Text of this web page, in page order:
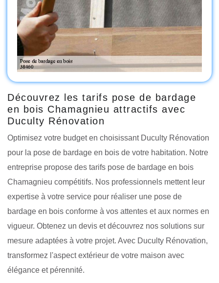
Découvrez les tarifs pose de bardage
en bois Chamagnieu attractifs avec
Duculty Rénovation
Optimisez votre budget en choisissant Duculty Rénovation
pour la pose de bardage en bois de votre habitation. Notre
entreprise propose des tarifs pose de bardage en bois
Chamagnieu compétitifs. Nos professionnels mettent leur
expertise à votre service pour réaliser une pose de
bardage en bois conforme à vos attentes et aux normes en
vigueur. Obtenez un devis et découvrez nos solutions sur
mesure adaptées à votre projet. Avec Duculty Rénovation,
transformez l'aspect extérieur de votre maison avec
élégance et pérennité.